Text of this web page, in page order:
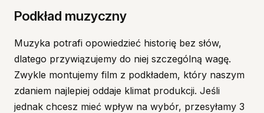
Podkład muzyczny
Muzyka potrafi opowiedzieć historię bez słów,
dlatego przywiązujemy do niej szczególną wagę.
Zwykle montujemy film z podkładem, który naszym
zdaniem najlepiej oddaje klimat produkcji. Jeśli
jednak chcesz mieć wpływ na wybór, przesyłamy 3